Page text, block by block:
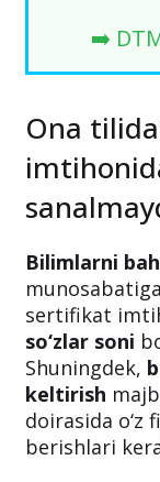
➡️
Ona
Bilimlarni
sertifikat
so‘zlar soni
Shuningdek,
keltirish
doirasida o‘z
berishlari